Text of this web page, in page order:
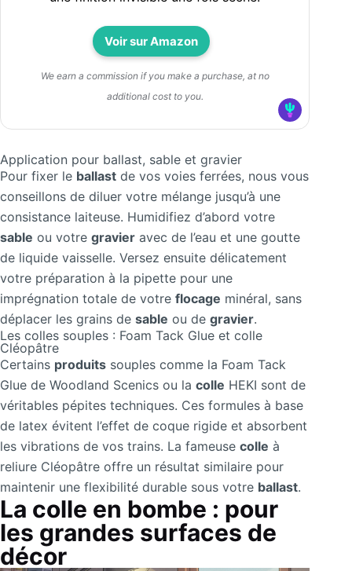
Voir sur Amazon
We earn a commission if you make a purchase, at no
additional cost to you.
Application pour ballast, sable et gravier
Pour fixer le ballast de vos voies ferrées, nous vous
conseillons de diluer votre mélange jusqu’à une
consistance laiteuse. Humidifiez d’abord votre
sable ou votre gravier avec de l’eau et une goutte
de liquide vaisselle. Versez ensuite délicatement
votre préparation à la pipette pour une
imprégnation totale de votre flocage minéral, sans
déplacer les grains de sable ou de gravier.
Les colles souples : Foam Tack Glue et colle
Cléopâtre
Certains produits souples comme la Foam Tack
Glue de Woodland Scenics ou la colle HEKI sont de
véritables pépites techniques. Ces formules à base
de latex évitent l’effet de coque rigide et absorbent
les vibrations de vos trains. La fameuse colle à
reliure Cléopâtre offre un résultat similaire pour
maintenir une flexibilité durable sous votre ballast.
La colle en bombe : pour
les grandes surfaces de
décor